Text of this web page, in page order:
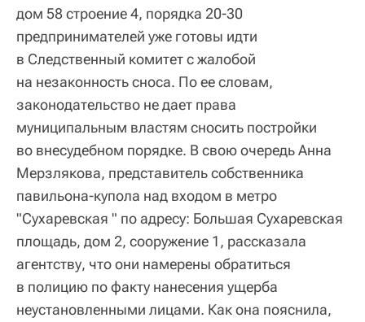
дом 58 строение 4, порядка 20-30
предпринимателей уже готовы идти
в Следственный комитет с жалобой
на незаконность сноса. По ее словам,
законодательство не дает права
муниципальным властям сносить постройки
во внесудебном порядке. В свою очередь Анна
Мерзлякова, представитель собственника
павильона-купола над входом в метро
"Сухаревская " по адресу: Большая Сухаревская
площадь, дом 2, сооружение 1, рассказала
агентству, что они намерены обратиться
в полицию по факту нанесения ущерба
неустановленными лицами. Как она пояснила,